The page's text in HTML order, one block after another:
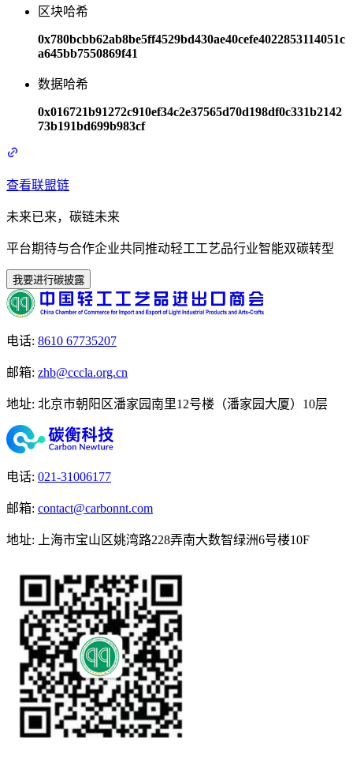
区块哈希
0x780bcbb62ab8be5ff4529bd430ae40cefe4022853114051c
a645bb7550869f41
数据哈希
0x016721b91272c910ef34c2e37565d70d198df0c331b2142
73b191bd699b983cf
查看联盟链
未来已来，碳链未来
平台期待与合作企业共同推动轻工工艺品行业智能双碳转型
我要进行碳披露
电话: 8610 67735207
邮箱: zhb@cccla.org.cn
地址: 北京市朝阳区潘家园南里12号楼（潘家园大厦）10层
电话: 021-31006177
邮箱: contact@carbonnt.com
地址: 上海市宝山区姚湾路228弄南大数智绿洲6号楼10F